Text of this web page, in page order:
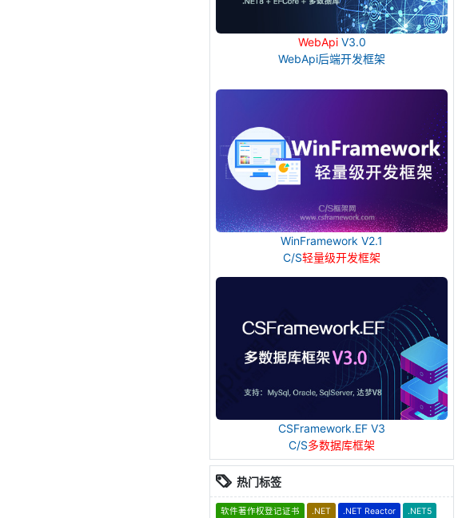
WebApiV3.0
WebApi后端开发框架
WinFramework V2.1
C/S轻量级开发框架
CSFramework.EF V3
C/S多数据库框架
热门标签
软件著作权登记证书 .NET .NET Reactor .NET5